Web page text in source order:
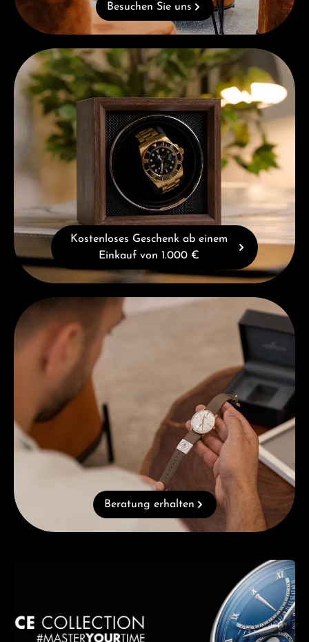
Besuchen Sie uns
Kostenloses Geschenk ab einem Einkauf von 1.000 €
Kostenloses Geschenk ab einem
Einkauf von 1.000 €
Beratung erhalten
Beratung erhalten